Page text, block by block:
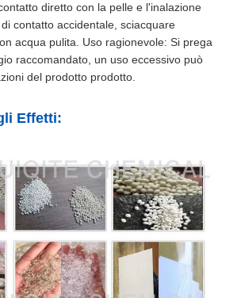
diretto con la pelle e l'inalazione
contatto accidentale, sciacquare
acqua pulita. Uso ragionevole: Si prega
raccomandato, un uso eccessivo può
del prodotto prodotto.
Effetti: